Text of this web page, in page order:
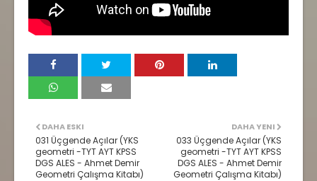
DAHA YENI
033 Üçgende Açılar (YKS
geometri -TYT AYT KPSS
DGS ALES - Ahmet Demir
Geometri Çalışma Kitabı)
DAHA ESKI
031 Üçgende Açılar (YKS
geometri -TYT AYT KPSS
DGS ALES - Ahmet Demir
Geometri Çalışma Kitabı)